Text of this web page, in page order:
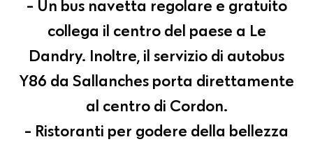
- Un bus navetta regolare e gratuito
collega il centro del paese a Le
Dandry. Inoltre, il servizio di autobus
Y86 da Sallanches porta direttamente
al centro di Cordon.
- Ristoranti per godere della bellezza